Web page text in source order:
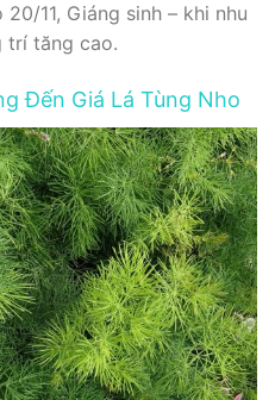
11, Giáng sinh – khi nhu
trí tăng cao.
Đến Giá Lá Tùng Nho